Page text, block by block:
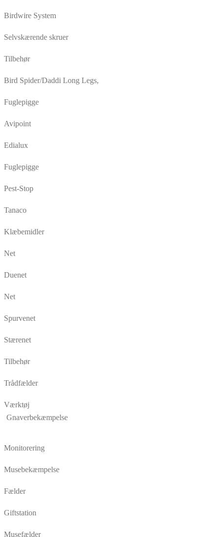
Birdwire System
Selvskærende skruer
Tilbehør
Bird Spider/Daddi Long Legs,
Fuglepigge
Avipoint
Edialux
Fuglepigge
Pest-Stop
Tanaco
Klæbemidler
Net
Duenet
Net
Spurvenet
Stærenet
Tilbehør
Trådfælder
Værktøj
Gnaverbekæmpelse
Monitorering
Musebekæmpelse
Fælder
Giftstation
Musefælder